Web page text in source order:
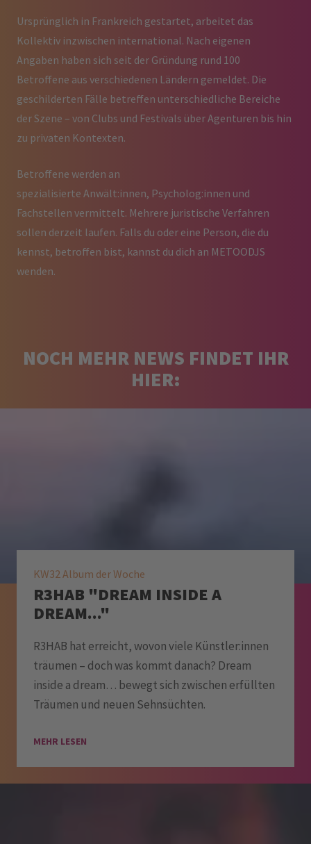
Ursprünglich in Frankreich gestartet, arbeitet das
Kollektiv inzwischen international. Nach eigenen
Angaben haben sich seit der Gründung rund 100
Betroffene aus verschiedenen Ländern gemeldet. Die
geschilderten Fälle betreffen unterschiedliche Bereiche
der Szene – von Clubs und Festivals über Agenturen bis hin
zu privaten Kontexten.
Betroffene werden an
spezialisierte Anwält:innen, Psycholog:innen und
Fachstellen vermittelt. Mehrere juristische Verfahren
sollen derzeit laufen. Falls du oder eine Person, die du
kennst, betroffen bist, kannst du dich an METOODJS
wenden.
NOCH MEHR NEWS FINDET IHR
HIER:
KW32 Album der Woche
R3HAB "DREAM INSIDE A
DREAM..."
R3HAB hat erreicht, wovon viele Künstler:innen
träumen – doch was kommt danach? Dream
inside a dream… bewegt sich zwischen erfüllten
Träumen und neuen Sehnsüchten.
MEHR LESEN